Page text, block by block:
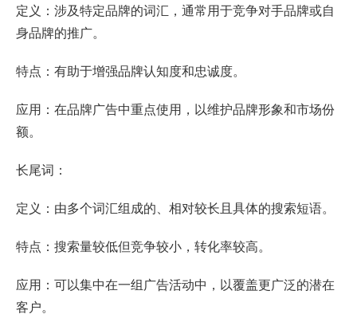
定义：涉及特定品牌的词汇，通常用于竞争对手品牌或自
身品牌的推广。
特点：有助于增强品牌认知度和忠诚度。
应用：在品牌广告中重点使用，以维护品牌形象和市场份
额。
长尾词：
定义：由多个词汇组成的、相对较长且具体的搜索短语。
特点：搜索量较低但竞争较小，转化率较高。
应用：可以集中在一组广告活动中，以覆盖更广泛的潜在
客户。